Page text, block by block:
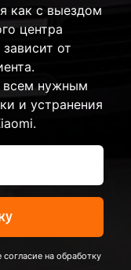
как с выездом
центра
от
всем нужным
и устранения
на обработку